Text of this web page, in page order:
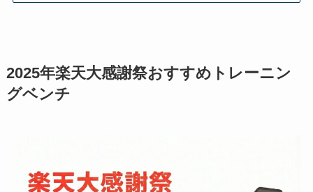
2025年楽天大感謝祭おすすめトレーニン
グベンチ